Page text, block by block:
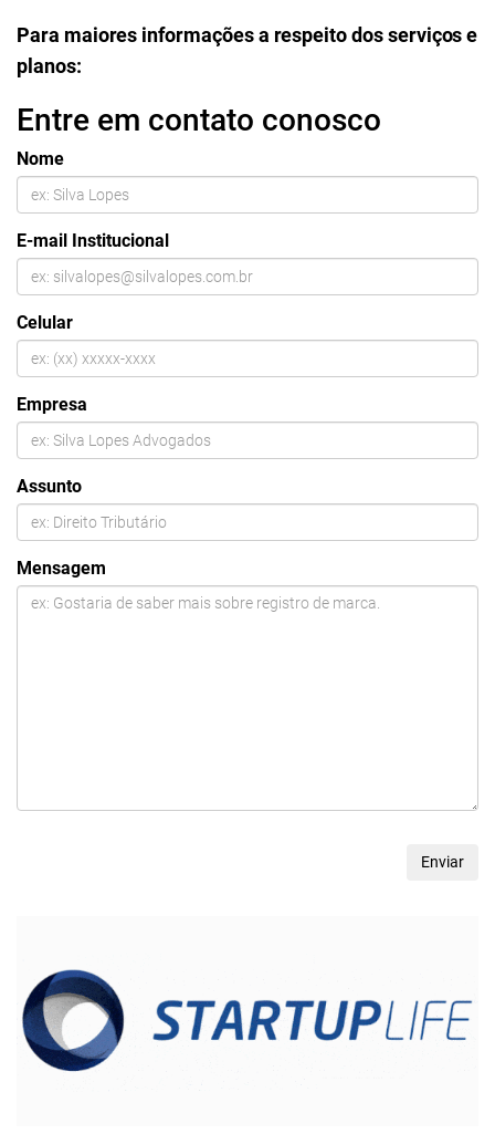
Para maiores informações a respeito dos serviços e
planos:
Entre em contato conosco
Nome
E-mail Institucional
Celular
Empresa
Assunto
Mensagem